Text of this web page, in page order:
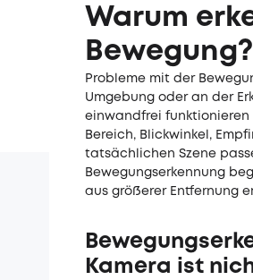
Warum
Bewegung?
Probleme mit der
Umgebung oder an der
einwandfrei funktionieren
Bereich, Blickwinkel,
tatsächlichen Szene
Bewegungserkennung
aus größerer Entfernung
Kamera ist